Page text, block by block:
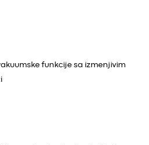
funkcije sa izmenjivim